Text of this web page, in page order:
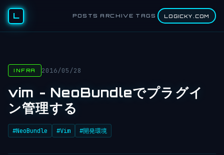
L POSTS ARCHIVE TAGS LOGICKY.COM
INFRA 2016/05/28
vim - NeoBundleでプラグイ
ン管理する
#NeoBundle #Vim #開発環境